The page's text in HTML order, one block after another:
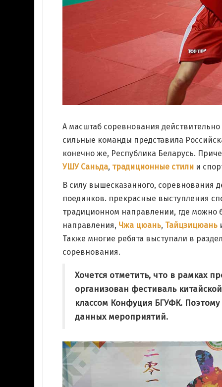
А масштаб соревнования
сильные команды представила
конечно же, Республика Беларусь.
УШУ Саньда, традиционные стили и
В силу вышесказанного, соревнования
поединков. прекрасные выступления
традиционном направлении, где можно
направления, Чжа цюань, Тайцзицюань
Также многие ребята выступали в
соревнования.
Хочется отметить, что в рамках
организован фестиваль
классом Конфуция БГУФК.
данных мероприятий.